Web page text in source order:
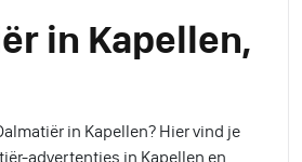
in Kapellen,
in Kapellen? Hier vind je
advertenties in Kapellen en